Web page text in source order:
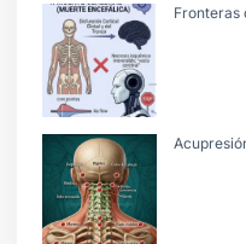
Fronteras